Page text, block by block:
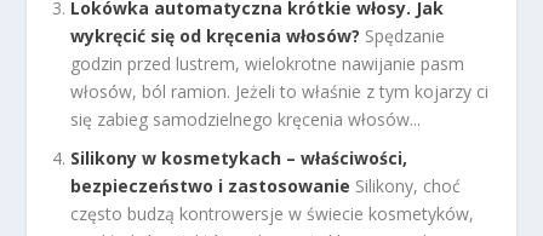
Lokówka automatyczna krótkie włosy. Jak
wykręcić się od kręcenia włosów? Spędzanie
godzin przed lustrem, wielokrotne nawijanie pasm
włosów, ból ramion. Jeżeli to właśnie z tym kojarzy ci
się zabieg samodzielnego kręcenia włosów...
Silikony w kosmetykach – właściwości,
bezpieczeństwo i zastosowanie Silikony, choć
często budzą kontrowersje w świecie kosmetyków,